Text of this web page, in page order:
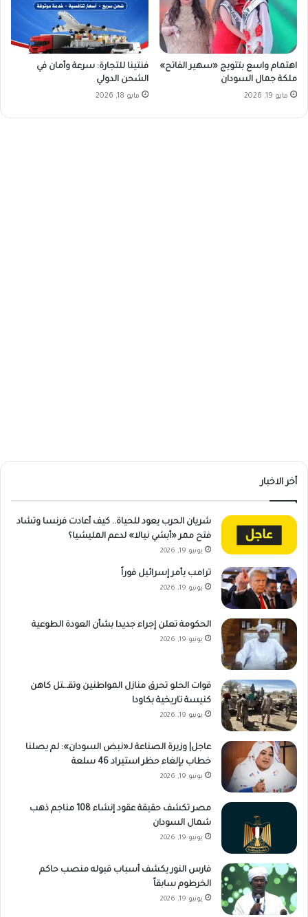
اهتمام واسع بتتويج «سهير الفاتح»
ملكة جمال السودان
مايو 19, 2026
فنتينا للتجارة: سرعة وأمان في
الشحن الدولي
مايو 18, 2026
أخر الاخبار
شريان الحرب يعود للحياة.. كيف أعادت فرنسا وتشاد
فتح ممر «أبشي نيالا» لدعم المليشيا؟
يونيو 19, 2026
ترامب يأمر إسرائيل فوراً
يونيو 19, 2026
الحكومة تعلن إجراء جديدا بشأن العودة الطوعية
يونيو 19, 2026
قوات الحلو تحرق منازل المواطنين وتقـ.ـتل كاهن
كنيسة تاريخية بكاودا
يونيو 19, 2026
عاجل| وزيرة الصناعة لـ«نبض السودان»: لم يصلنا
خطاب بإلغاء حظر استيراد 46 سلعة
يونيو 19, 2026
مصر تكشف حقيقة عقود إنشاء 108 مناجم ذهب
شمال السودان
يونيو 19, 2026
فارس النور يكشف أسباب قبوله منصب حاكم
الخرطوم سابقاً
يونيو 19, 2026